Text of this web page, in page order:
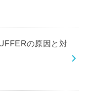
の原因と対